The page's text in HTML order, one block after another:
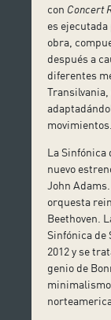
con Concert
es
obra,
después a
diferentes
movimientos.
La Sinfónica
nuevo
John
orquesta
Beethoven.
Sinfónica de
2012 y se
genio de